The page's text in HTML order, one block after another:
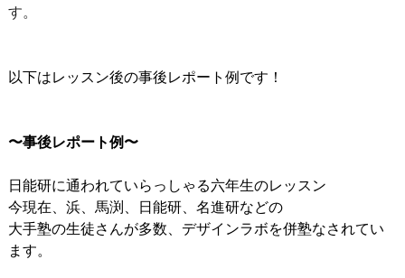
す。
以下はレッスン後の事後レポート例です！
〜事後レポート例〜
日能研に通われていらっしゃる六年生のレッスン
今現在、浜、馬渕、日能研、名進研などの
大手塾の生徒さんが多数、デザインラボを併塾なされてい
ます。